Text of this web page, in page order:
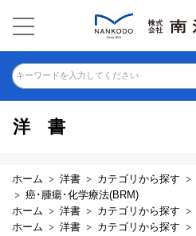
キーワードを入力してください
洋書
ホーム 洋書 カテゴリから探す
癌･腫瘍･化学療法(BRM)
ホーム
洋書 カテゴリから探す
ホーム
洋書 カテゴリから探す